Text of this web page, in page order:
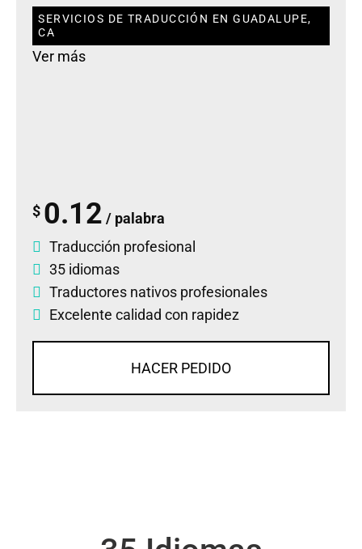
SERVICIOS DE TRADUCCIÓN EN GUADALUPE,
CA
Ver más
$ 0.12 / palabra
Traducción profesional
35 idiomas
Traductores nativos profesionales
Excelente calidad con rapidez
HACER PEDIDO